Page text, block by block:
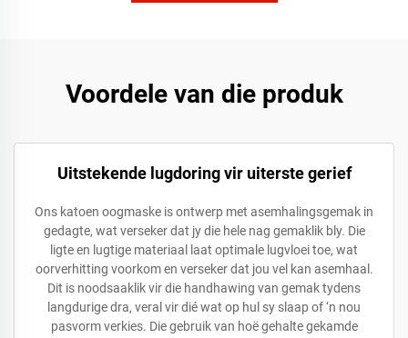
Voordele van die produk
Uitstekende lugdoring vir uiterste gerief
Ons katoen oogmaske is ontwerp met asemhalingsgemak in
gedagte, wat verseker dat jy die hele nag gemaklik bly. Die
ligte en lugtige materiaal laat optimale lugvloei toe, wat
oorverhitting voorkom en verseker dat jou vel kan asemhaal.
Dit is noodsaaklik vir die handhawing van gemak tydens
langdurige dra, veral vir dié wat op hul sy slaap of ‘n nou
pasvorm verkies. Die gebruik van hoë gehalte gekamde